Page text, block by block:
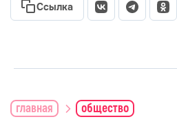
Ссылка
главная общество